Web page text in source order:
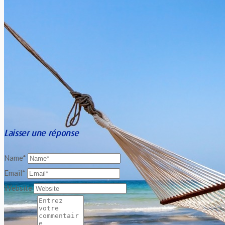
Laisser une réponse
Name*
Email*
Website